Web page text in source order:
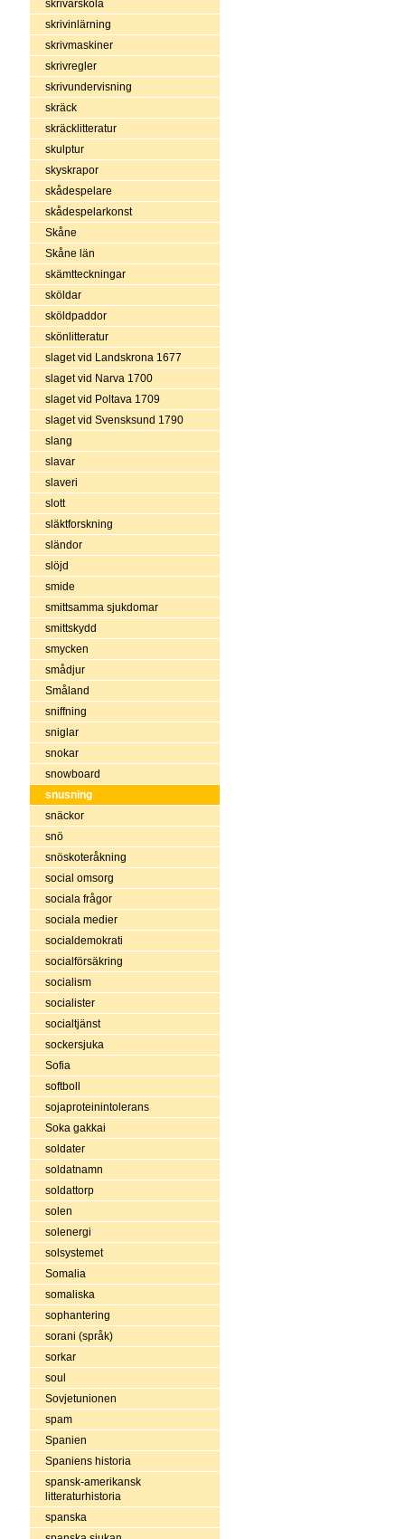
skrivarskola
skrivinlärning
skrivmaskiner
skrivregler
skrivundervisning
skräck
skräcklitteratur
skulptur
skyskrapor
skådespelare
skådespelarkonst
Skåne
Skåne län
skämtteckningar
sköldar
sköldpaddor
skönlitteratur
slaget vid Landskrona 1677
slaget vid Narva 1700
slaget vid Poltava 1709
slaget vid Svensksund 1790
slang
slavar
slaveri
slott
släktforskning
sländor
slöjd
smide
smittsamma sjukdomar
smittskydd
smycken
smådjur
Småland
sniffning
sniglar
snokar
snowboard
snusning
snäckor
snö
snöskoteråkning
social omsorg
sociala frågor
sociala medier
socialdemokrati
socialförsäkring
socialism
socialister
socialtjänst
sockersjuka
Sofia
softboll
sojaproteinintolerans
Soka gakkai
soldater
soldatnamn
soldattorp
solen
solenergi
solsystemet
Somalia
somaliska
sophantering
sorani (språk)
sorkar
soul
Sovjetunionen
spam
Spanien
Spaniens historia
spansk-amerikansk
litteraturhistoria
spanska